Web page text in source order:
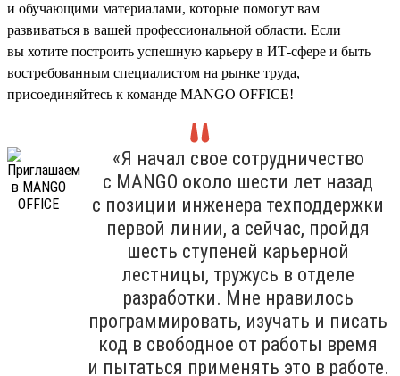
и обучающими материалами, которые помогут вам
развиваться в вашей профессиональной области. Если
вы хотите построить успешную карьеру в ИТ-сфере и быть
востребованным специалистом на рынке труда,
присоединяйтесь к команде MANGO OFFICE!
«Я начал свое сотрудничество
с MANGO около шести лет назад
с позиции инженера техподдержки
первой линии, а сейчас, пройдя
шесть ступеней карьерной
лестницы, тружусь в отделе
разработки. Мне нравилось
программировать, изучать и писать
код в свободное от работы время
и пытаться применять это в работе.